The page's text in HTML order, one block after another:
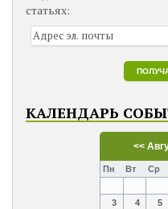
статьях:
КАЛЕНДАРЬ
<<
Пн Вт Ср
3
4 5